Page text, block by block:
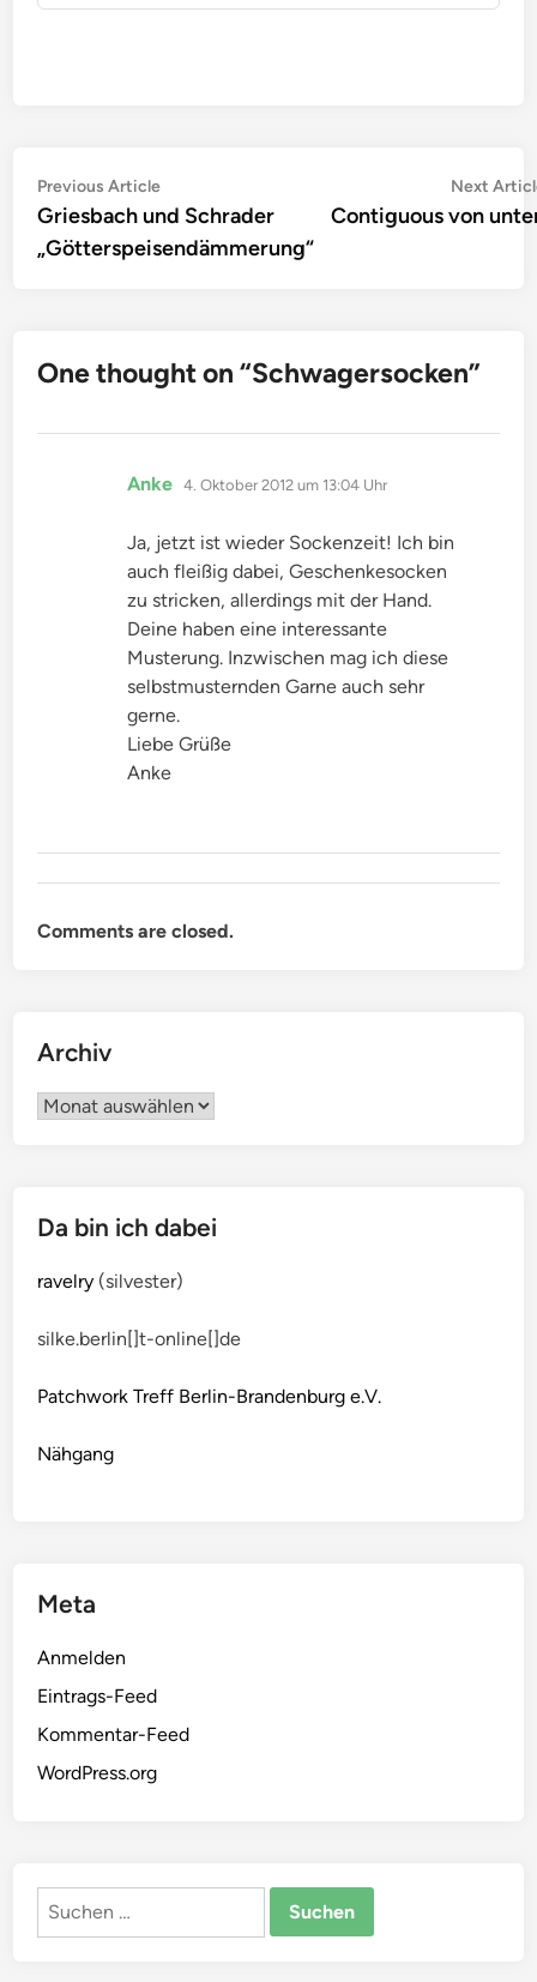
Beitragsnavigation
Previous ArticlePrevious
article:
Griesbach und Schrader
„Götterspeisendämmerung“
Next
Contiguous von
One thought on “Schwagersocken”
Anke sagt:
4. Oktober 2012 um 13:04 Uhr
Ja, jetzt ist wieder Sockenzeit! Ich bin
auch fleißig dabei, Geschenkesocken
zu stricken, allerdings mit der Hand.
Deine haben eine interessante
Musterung. Inzwischen mag ich diese
selbstmusternden Garne auch sehr
gerne.
Liebe Grüße
Anke
Comments are closed.
Archiv
Archiv
Da bin ich dabei
ravelry (silvester)
silke.berlin[]t-online[]de
Patchwork Treff Berlin-Brandenburg e.V.
Nähgang
Meta
Anmelden
Eintrags-Feed
Kommentar-Feed
WordPress.org
Suchen